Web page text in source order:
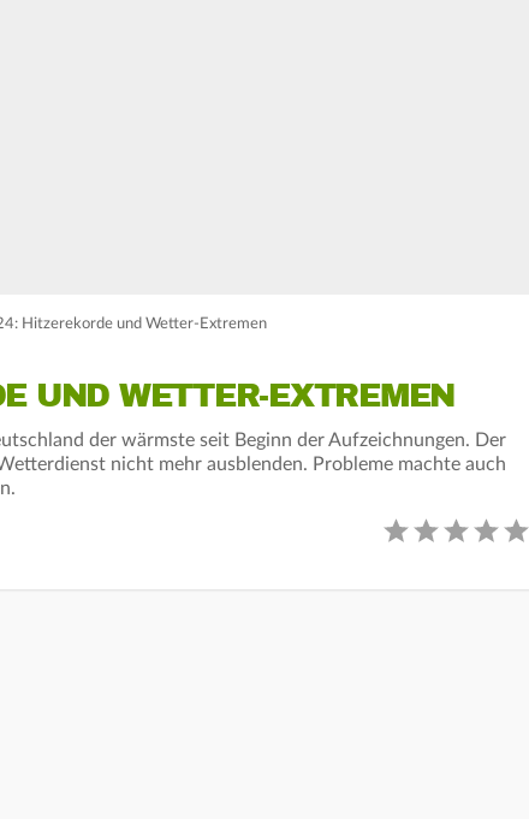
Hitzerekorde und Wetter-Extremen
UND WETTER-EXTREMEN
der wärmste seit Beginn der Aufzeichnungen. Der
nicht mehr ausblenden. Probleme machte auch